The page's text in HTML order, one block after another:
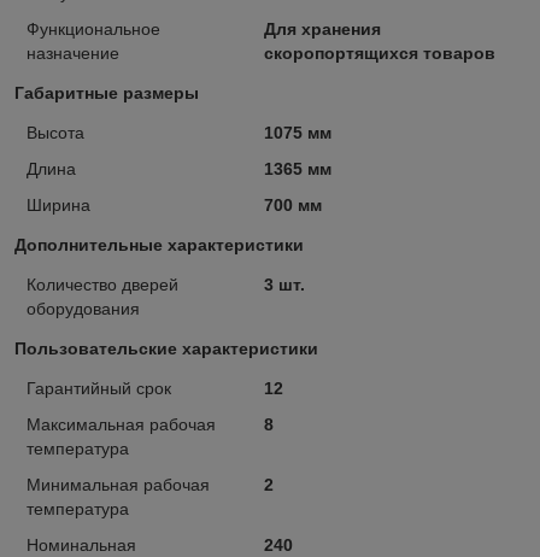
Функциональное
назначение
Для хранения
скоропортящихся товаров
Габаритные размеры
Высота
1075 мм
Длина
1365 мм
Ширина
700 мм
Дополнительные характеристики
Количество дверей
оборудования
3 шт.
Пользовательские характеристики
Гарантийный срок
12
Максимальная рабочая
температура
8
Минимальная рабочая
температура
2
Номинальная
240